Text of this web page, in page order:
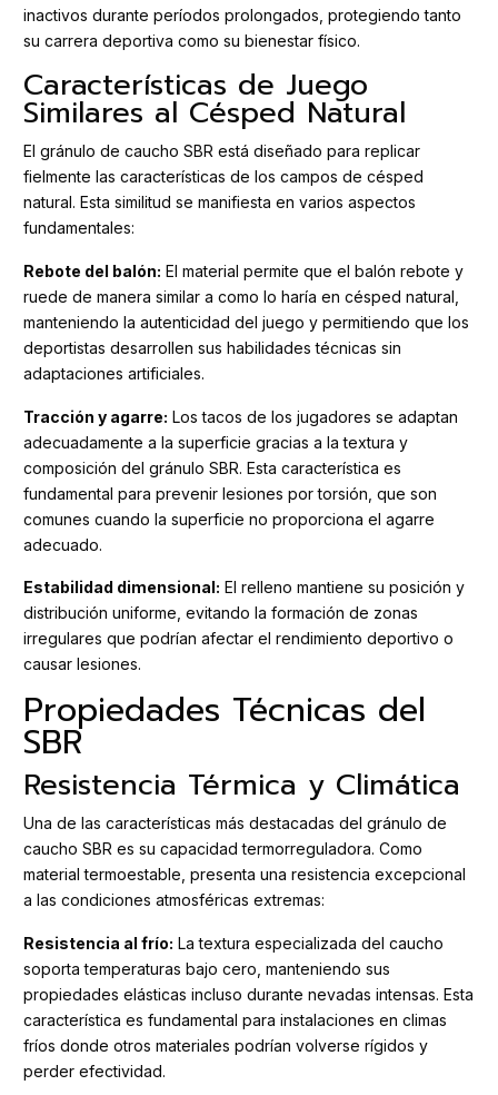
inactivos durante períodos prolongados, protegiendo tanto
su carrera deportiva como su bienestar físico.
Características de Juego
Similares al Césped Natural
El gránulo de caucho SBR está diseñado para replicar
fielmente las características de los campos de césped
natural. Esta similitud se manifiesta en varios aspectos
fundamentales:
Rebote del balón: El material permite que el balón rebote y
ruede de manera similar a como lo haría en césped natural,
manteniendo la autenticidad del juego y permitiendo que los
deportistas desarrollen sus habilidades técnicas sin
adaptaciones artificiales.
Tracción y agarre: Los tacos de los jugadores se adaptan
adecuadamente a la superficie gracias a la textura y
composición del gránulo SBR. Esta característica es
fundamental para prevenir lesiones por torsión, que son
comunes cuando la superficie no proporciona el agarre
adecuado.
Estabilidad dimensional: El relleno mantiene su posición y
distribución uniforme, evitando la formación de zonas
irregulares que podrían afectar el rendimiento deportivo o
causar lesiones.
Propiedades Técnicas del
SBR
Resistencia Térmica y Climática
Una de las características más destacadas del gránulo de
caucho SBR es su capacidad termorreguladora. Como
material termoestable, presenta una resistencia excepcional
a las condiciones atmosféricas extremas:
Resistencia al frío: La textura especializada del caucho
soporta temperaturas bajo cero, manteniendo sus
propiedades elásticas incluso durante nevadas intensas. Esta
característica es fundamental para instalaciones en climas
fríos donde otros materiales podrían volverse rígidos y
perder efectividad.